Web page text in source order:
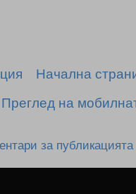
Начална
Преглед на
за